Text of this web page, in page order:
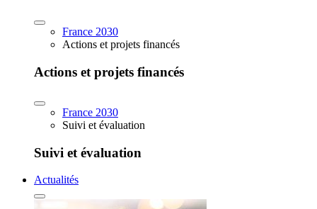
France 2030
Actions et projets financés
Actions et projets financés
France 2030
Suivi et évaluation
Suivi et évaluation
Actualités